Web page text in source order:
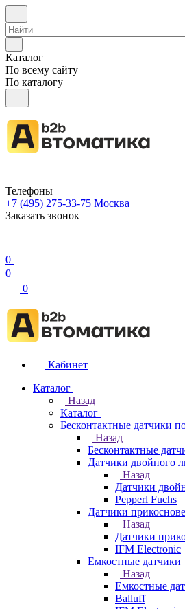
Каталог
По всему сайту
По каталогу
Телефоны
+7 (495) 275-33-75 Москва
Заказать звонок
0
0
0
Кабинет
Каталог
Назад
Каталог
Бесконтактные датчики
Назад
Бесконтактные
Датчики двойного
Назад
Датчики
Pepperl Fuchs
Датчики
Назад
Датчики
IFM Electronic
Емкостные датчики
Назад
Емкостные
Balluff